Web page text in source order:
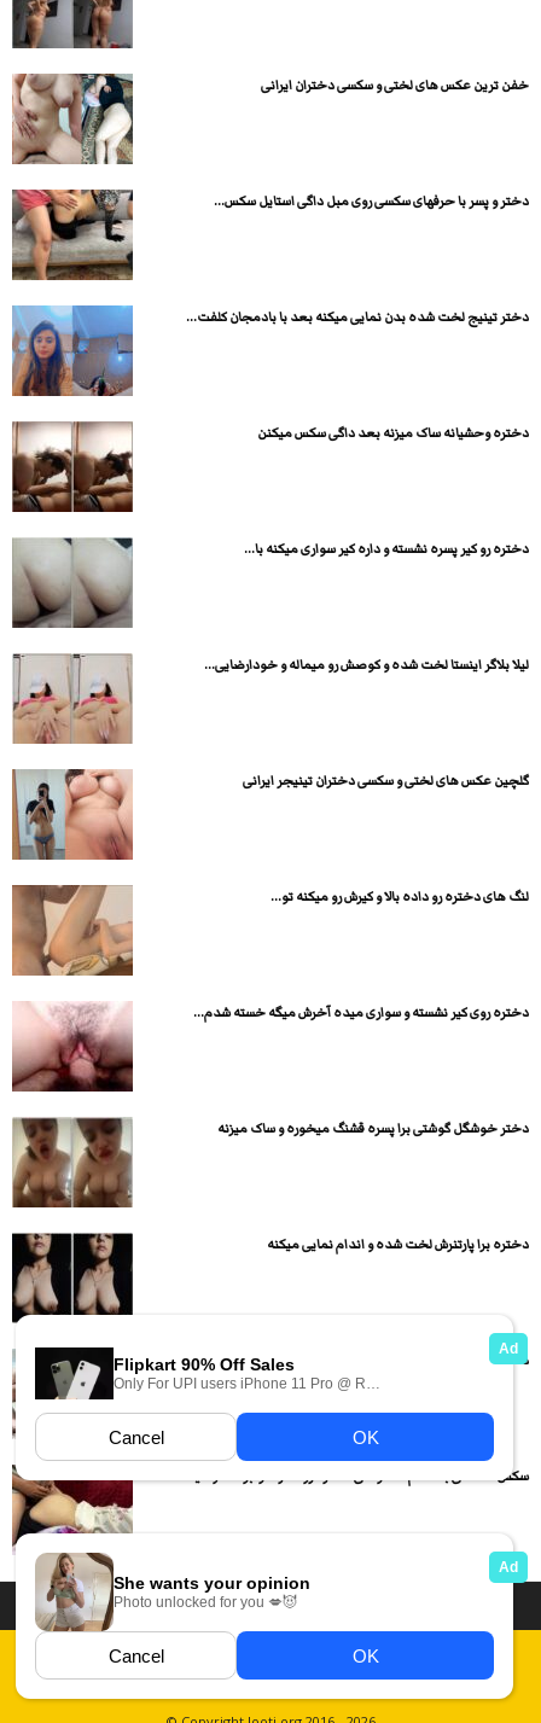
خفن ترین عکس های لختی و سکسی دختران ایرانی
دختر و پسر با حرفهای سکسی روی مبل داگی استایل سکس...
دختر تینیج لخت شده بدن نمایی میکنه بعد با بادمجان کلفت...
دختره وحشیانه ساک میزنه بعد داگی سکس میکنن
دختره رو کیر پسره نشسته و داره کیر سواری میکنه با...
لیلا بلاگر اینستا لخت شده و کوصش رو میماله و خودارضایی...
گلچین عکس های لختی و سکسی دختران تینیجر ایرانی
لنگ های دختره رو داده بالا و کیرش رو میکنه تو...
دختره روی کیر نشسته و سواری میده آخرش میگه خسته شدم...
دختر خوشگل گوشتی برا پسره قشنگ میخوره و ساک میزنه
دختره برا پارتنرش لخت شده و اندام نمایی میکنه
دختره دلا شده و پسره داره کص لیصی میکنه دختره چه...
سکس داستانی با معلم خصوصی دختره رو دمر خوابونده و میکنه...
دسته بندی فیلم های سکسی
داستان سکسی ایرانی
عکس سکسی ایرانی
فیلم های سکسی زهرا قوانین
Report Abuse